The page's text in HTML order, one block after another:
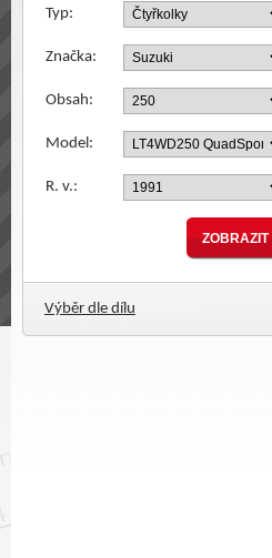
Typ:
Značka:
Obsah:
Model:
R. v.:
Výběr dle dílu